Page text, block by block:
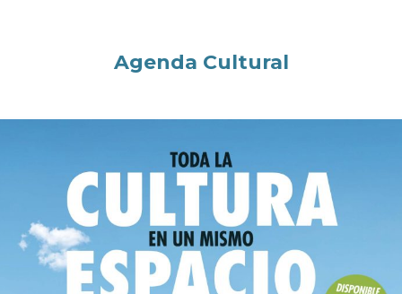
Agenda Cultural